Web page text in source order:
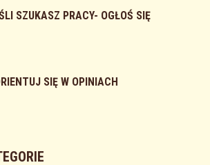
SZUKASZ PRACY- OGŁOŚ SIĘ
SIĘ W OPINIACH